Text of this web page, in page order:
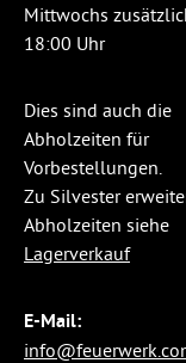
Mittwochs
18:00 Uhr
Dies sind auch die
Abholzeiten für
Vorbestellungen.
Zu Silvester
Abholzeiten siehe
Lagerverkauf
E-Mail: